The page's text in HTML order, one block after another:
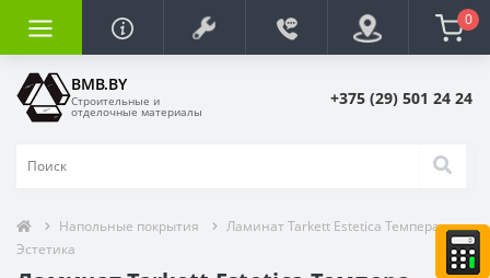
0
BMB.BY
Строительные и
отделочные материалы
+375 (29) 501 24 24
Напольные покрытия
Ламинат Tarkett Estetica Темпера
Эстетика